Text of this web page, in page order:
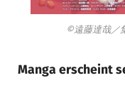
©遠藤達哉／
Manga erscheint